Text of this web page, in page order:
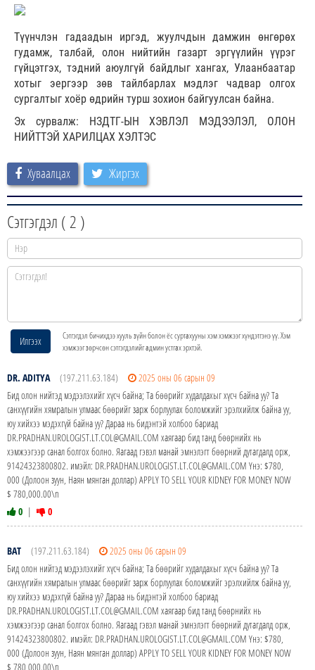
Түүнчлэн гадаадын иргэд, жуулчдын дамжин өнгөрөх
гудамж, талбай, олон нийтийн газарт эргүүлийн үүрэг
гүйцэтгэх, тэдний аюулгүй байдлыг хангах, Улаанбаатар
хотыг эергээр зөв тайлбарлах мэдлэг чадвар олгох
сургалтыг хоёр өдрийн турш зохион байгуулсан байна.
Эх сурвалж: НЗДТГ-ЫН ХЭВЛЭЛ МЭДЭЭЛЭЛ, ОЛОН
НИЙТТЭЙ ХАРИЛЦАХ ХЭЛТЭС
Хуваалцах Жиргэх
Сэтгэгдэл (2 )
Илгээх
Сэтгэгдэл бичихдээ хууль зүйн болон ёс суртахууны хэм хэмжээг хүндэтгэнэ үү. Хэм
хэмжээг зөрчсөн сэтгэгдэлийг админ устгах эрхтэй.
DR. ADITYA (197.211.63.184)
2025 оны 06 сарын 09
Бид олон нийтэд мэдээлэхийг хүсч байна; Та бөөрийг худалдахыг хүсч байна уу? Та
санхүүгийн хямралын улмаас бөөрийг зарж борлуулах боломжийг эрэлхийлж байна уу,
юу хийхээ мэдэхгүй байна уу? Дараа нь бидэнтэй холбоо бариад
DR.PRADHAN.UROLOGIST.LT.COL@GMAIL.COM хаягаар бид танд бөөрнийх нь
хэмжээгээр санал болгох болно. Яагаад гэвэл манай эмнэлэгт бөөрний дутагдалд орж,
91424323800802. имэйл: DR.PRADHAN.UROLOGIST.LT.COL@GMAIL.COM Yнэ: $780,
000 (Долоон зуун, Наян мянган доллар) APPLY TO SELL YOUR KIDNEY FOR MONEY NOW
$ 780,000.00\n
0 | 0
BAT (197.211.63.184)
2025 оны 06 сарын 09
Бид олон нийтэд мэдээлэхийг хүсч байна; Та бөөрийг худалдахыг хүсч байна уу? Та
санхүүгийн хямралын улмаас бөөрийг зарж борлуулах боломжийг эрэлхийлж байна уу,
юу хийхээ мэдэхгүй байна уу? Дараа нь бидэнтэй холбоо бариад
DR.PRADHAN.UROLOGIST.LT.COL@GMAIL.COM хаягаар бид танд бөөрнийх нь
хэмжээгээр санал болгох болно. Яагаад гэвэл манай эмнэлэгт бөөрний дутагдалд орж,
91424323800802. имэйл: DR.PRADHAN.UROLOGIST.LT.COL@GMAIL.COM Yнэ: $780,
000 (Долоон зуун, Наян мянган доллар) APPLY TO SELL YOUR KIDNEY FOR MONEY NOW
$ 780,000.00\n